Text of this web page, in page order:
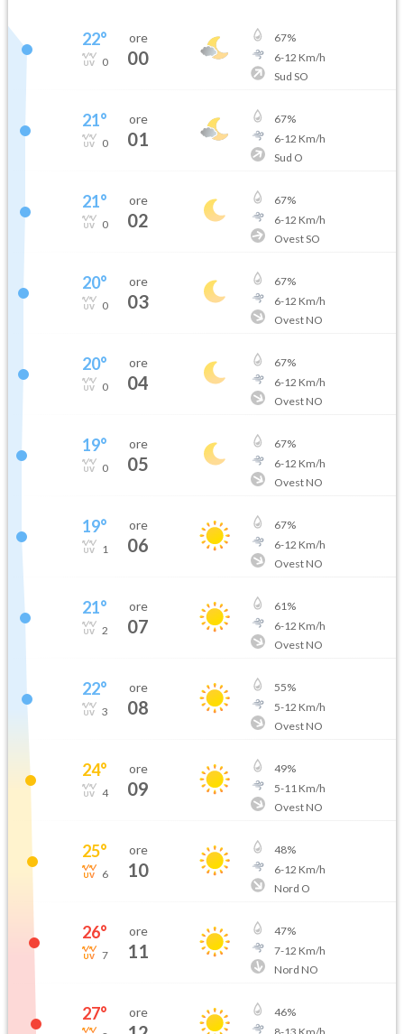
22°
0
ore
00
67%
6-12 Km/h
Sud SO
21°
0
ore
01
67%
6-12 Km/h
Sud O
21°
0
ore
02
67%
6-12 Km/h
Ovest SO
20°
0
ore
03
67%
6-12 Km/h
Ovest NO
20°
0
ore
04
67%
6-12 Km/h
Ovest NO
19°
0
ore
05
67%
6-12 Km/h
Ovest NO
19°
1
ore
06
67%
6-12 Km/h
Ovest NO
21°
2
ore
07
61%
6-12 Km/h
Ovest NO
22°
3
ore
08
55%
5-12 Km/h
Ovest NO
24°
4
ore
09
49%
5-11 Km/h
Ovest NO
25°
6
ore
10
48%
6-12 Km/h
Nord O
26°
7
ore
11
47%
7-12 Km/h
Nord NO
27° ore 46%